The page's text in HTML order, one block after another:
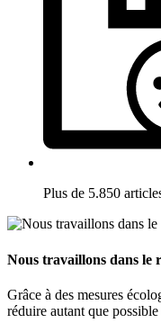
Plus de 5.850
Nous travaillons dans le
Grâce à des mesures
réduire autant que